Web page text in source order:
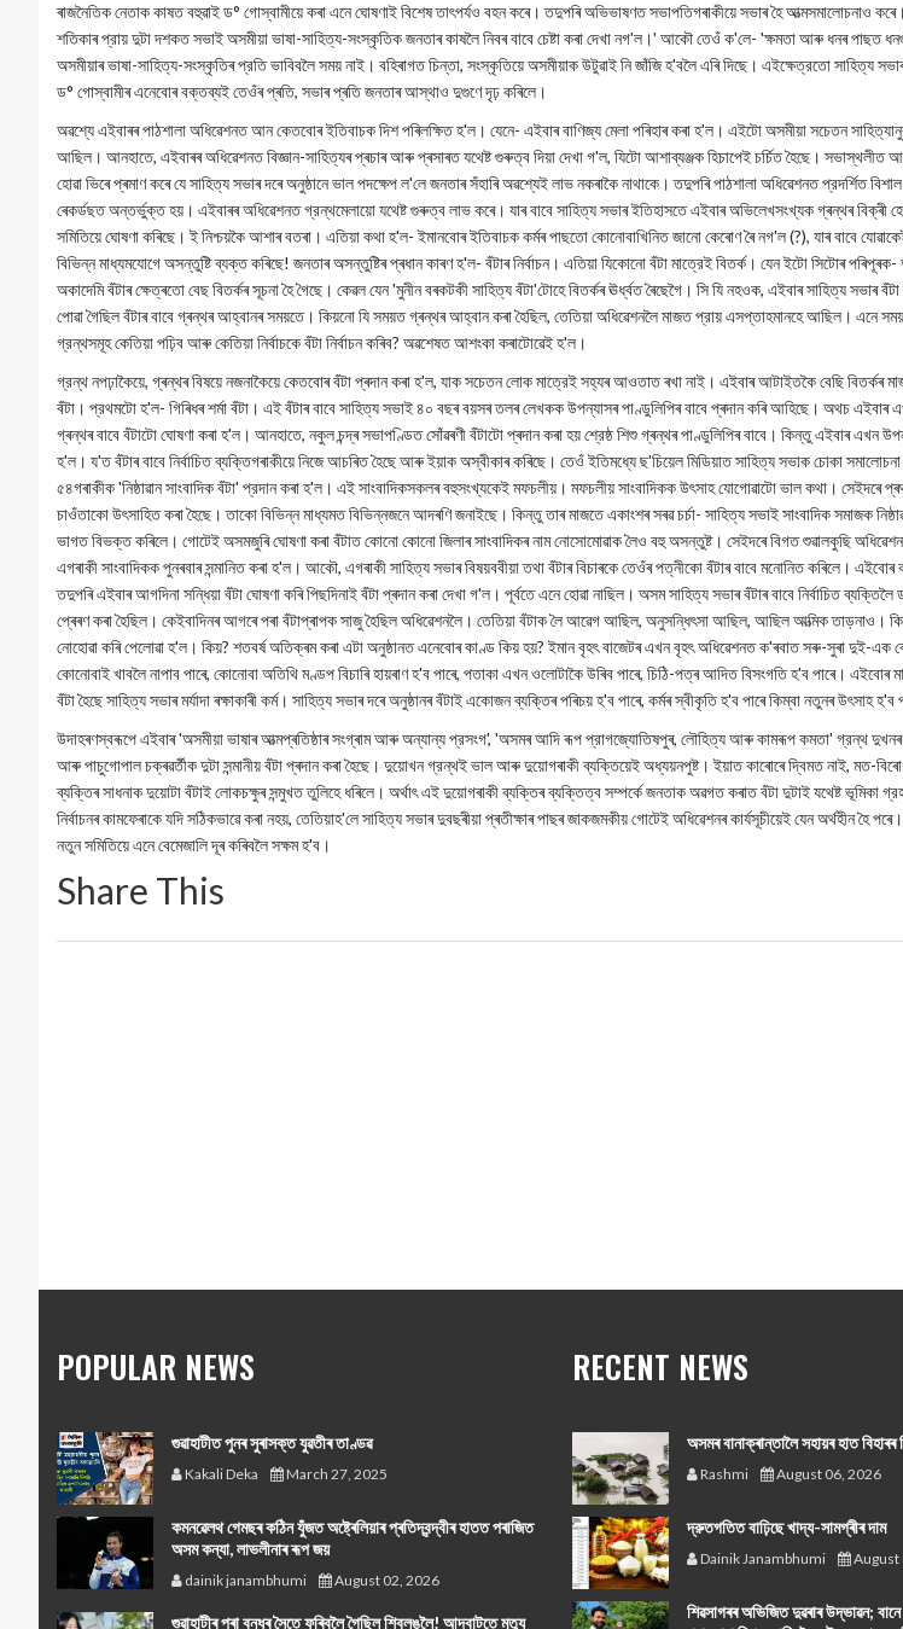
ৰাজনৈতিক নেতাক কাষত বহুৱাই ড° গোস্বামীয়ে কৰা এনে ঘোষণাই বিশেষ তাৎপর্যও বহন কৰে। তদুপৰি অভিভাষণত সভাপতিগৰাকীয়ে সভাৰ হৈ আত্মসমালোচনাও
শতিকাৰ প্রায় দুটা দশকত সভাই অসমীয়া ভাষা-সাহিত্য-সংস্কৃতিক জনতাৰ কাষলৈ নিবৰ বাবে চেষ্টা কৰা দেখা নগ'ল।' আকৌ তেওঁ ক'লে- 'ক্ষমতা আৰু ধনৰ পাছত
অসমীয়াৰ ভাষা-সাহিত্য-সংস্কৃতিৰ প্রতি ভাবিবলৈ সময় নাই। বহিৰাগত চিন্তা, সংস্কৃতিয়ে অসমীয়াক উটুৱাই নি জাঁজি হ'বলৈ এৰি দিছে। এইক্ষেত্রতো সাহিত্য
ড° গোস্বামীৰ এনেবোৰ বক্তব্যই তেওঁৰ প্ৰতি, সভাৰ প্ৰতি জনতাৰ আস্থাও দুগুণে দৃঢ় কৰিলে।
অৱশ্যে এইবাৰৰ পাঠশালা অধিৱেশনত আন কেতবোৰ ইতিবাচক দিশ পৰিলক্ষিত হ'ল। যেনে- এইবাৰ বাণিজ্য মেলা পৰিহাৰ কৰা হ'ল। এইটো অসমীয়া সচেতন
আছিল। আনহাতে, এইবাৰৰ অধিৱেশনত বিজ্ঞান-সাহিত্যৰ প্ৰচাৰ আৰু প্ৰসাৰত যথেষ্ট গুৰুত্ব দিয়া দেখা গ'ল, যিটো আশাব্যঞ্জক হিচাপেই চর্চিত হৈছে। সভাস্থলীত
হোৱা ভিৰে প্ৰমাণ কৰে যে সাহিত্য সভাৰ দৰে অনুষ্ঠানে ভাল পদক্ষেপ ল'লে জনতাৰ সঁহাৰি অৱশ্যেই লাভ নকৰাকৈ নাথাকে। তদুপৰি পাঠশালা অধিৱেশনত প্রদর্শিত
ৰেকৰ্ডছত অন্তর্ভুক্ত হয়। এইবাৰৰ অধিৱেশনত গ্রন্থমেলায়ো যথেষ্ট গুৰুত্ব লাভ কৰে। যাৰ বাবে সাহিত্য সভাৰ ইতিহাসতে এইবাৰ অভিলেখসংখ্যক গ্ৰন্থৰ বিক্ৰী
সমিতিয়ে ঘোষণা কৰিছে। ই নিশ্চয়কৈ আশাৰ বতৰা। এতিয়া কথা হ'ল- ইমানবোৰ ইতিবাচক কৰ্মৰ পাছতো কোনোবাখিনিত জানো কেৰোণ ৰৈ নগ'ল (?), যাৰ বাবে
বিভিন্ন মাধ্যমযোগে অসন্তুষ্টি ব্যক্ত কৰিছে! জনতাৰ অসন্তুষ্টিৰ প্ৰধান কাৰণ হ'ল- বঁটাৰ নিৰ্বাচন। এতিয়া যিকোনো বঁটা মাত্রেই বিতর্ক। যেন ইটো সিটোৰ
অকাদেমি বঁটাৰ ক্ষেত্ৰতো বেছ বিতৰ্কৰ সূচনা হৈ গৈছে। কেৱল যেন 'মুনীন বৰকটকী সাহিত্য বঁটা'টোহে বিতৰ্কৰ ঊর্ধ্বত ৰৈছেগৈ। সি যি নহওক, এইবাৰ সাহিত্য সভাৰ বঁটা
পোৱা গৈছিল বঁটাৰ বাবে গ্ৰন্থৰ আহ্বানৰ সময়তে। কিয়নো যি সময়ত গ্ৰন্থৰ আহ্বান কৰা হৈছিল, তেতিয়া অধিৱেশনলৈ মাজত প্রায় এসপ্তাহমানহে আছিল। এনে
গ্রন্থসমূহ কেতিয়া পঢ়িব আৰু কেতিয়া নির্বাচকে বঁটা নিৰ্বাচন কৰিব? অৱশেষত আশংকা কৰাটোৱেই হ'ল।
গ্রন্থ নপঢ়াকৈয়ে, গ্ৰন্থৰ বিষয়ে নজনাকৈয়ে কেতবোৰ বঁটা প্ৰদান কৰা হ'ল, যাক সচেতন লোক মাত্রেই সহ্যৰ আওতাত ৰখা নাই। এইবাৰ আটাইতকৈ বেছি বিতৰ্কৰ
বঁটা। প্রথমটো হ'ল- গিৰিধৰ শৰ্মা বঁটা। এই বঁটাৰ বাবে সাহিত্য সভাই ৪০ বছৰ বয়সৰ তলৰ লেখকক উপন্যাসৰ পাণ্ডুলিপিৰ বাবে প্ৰদান কৰি আহিছে। অথচ এইবাৰ
গ্ৰন্থৰ বাবে বঁটাটো ঘোষণা কৰা হ'ল। আনহাতে, নকুল চন্দ্ৰ সভাপণ্ডিত সোঁৱৰণী বঁটাটো প্ৰদান কৰা হয় শ্রেষ্ঠ শিশু গ্ৰন্থৰ পাণ্ডুলিপিৰ বাবে। কিন্তু এইবাৰ এখন
হ'ল। য'ত বঁটাৰ বাবে নির্বাচিত ব্যক্তিগৰাকীয়ে নিজে আচৰিত হৈছে আৰু ইয়াক অস্বীকাৰ কৰিছে। তেওঁ ইতিমধ্যে ছ'চিয়েল মিডিয়াত সাহিত্য সভাক চোকা
৫৪গৰাকীক 'নিষ্ঠাৱান সাংবাদিক বঁটা' প্রদান কৰা হ'ল। এই সাংবাদিকসকলৰ বহুসংখ্যকেই মফচলীয়। মফচলীয় সাংবাদিকক উৎসাহ যোগোৱাটো ভাল কথা। সেইদৰে
চাওঁতাকো উৎসাহিত কৰা হৈছে। তাকো বিভিন্ন মাধ্যমত বিভিন্নজনে আদৰণি জনাইছে। কিন্তু তাৰ মাজতে একাংশৰ সৰৱ চর্চা- সাহিত্য সভাই সাংবাদিক সমাজক
ভাগত বিভক্ত কৰিলে। গোটেই অসমজুৰি ঘোষণা কৰা বঁটাত কোনো কোনো জিলাৰ সাংবাদিকৰ নাম নোসোমোৱাক লৈও বহু অসন্তুষ্ট। সেইদৰে বিগত শুৱালকুছি
এগৰাকী সাংবাদিকক পুনৰবাৰ সন্মানিত কৰা হ'ল। আকৌ, এগৰাকী সাহিত্য সভাৰ বিষয়ববীয়া তথা বঁটাৰ বিচাৰকে তেওঁৰ পত্নীকো বঁটাৰ বাবে মনোনিত কৰিলে। এইবোৰ
তদুপৰি এইবাৰ আগদিনা সন্ধিয়া বঁটা ঘোষণা কৰি পিছদিনাই বঁটা প্ৰদান কৰা দেখা গ'ল। পূর্বতে এনে হোৱা নাছিল। অসম সাহিত্য সভাৰ বঁটাৰ বাবে নিৰ্বাচিত ব্যক্তিলৈ
প্ৰেৰণ কৰা হৈছিল। কেইবাদিনৰ আগৰে পৰা বঁটাপ্ৰাপক সাজু হৈছিল অধিৱেশনলৈ। তেতিয়া বঁটাক লৈ আৱেগ আছিল, অনুসন্ধিৎসা আছিল, আছিল আত্মিক তাড়নাও।
নোহোৱা কৰি পেলোৱা হ'ল। কিয়? শতবর্ষ অতিক্ৰম কৰা এটা অনুষ্ঠানত এনেবোৰ কাণ্ড কিয় হয়? ইমান বৃহৎ বাজেটৰ এখন বৃহৎ অধিৱেশনত ক'ৰবাত সৰু-সুৰা দুই-এক
কোনোবাই খাবলৈ নাপাব পাৰে, কোনোবা অতিথি মণ্ডপ বিচাৰি হায়ৰাণ হ'ব পাৰে, পতাকা এখন ওলোটাকৈ উৰিব পাৰে, চিঠি-পত্ৰ আদিত বিসংগতি হ'ব পাৰে। এইবোৰ
বঁটা হৈছে সাহিত্য সভাৰ মৰ্যাদা ৰক্ষাকাৰী কৰ্ম। সাহিত্য সভাৰ দৰে অনুষ্ঠানৰ বঁটাই একোজন ব্যক্তিৰ পৰিচয় হ'ব পাৰে, কৰ্মৰ স্বীকৃতি হ'ব পাৰে কিম্বা নতুনৰ উৎসাহ হ'ব
উদাহৰণস্বৰূপে এইবাৰ 'অসমীয়া ভাষাৰ আত্মপ্ৰতিষ্ঠাৰ সংগ্ৰাম আৰু অন্যান্য প্রসংগ', 'অসমৰ আদি ৰূপ প্রাগজ্যোতিষপুৰ, লৌহিত্য আৰু কামৰূপ কমতা' গ্রন্থ দুখনৰ
আৰু পাচুগোপাল চক্ৰৱৰ্তীক দুটা সন্মানীয় বঁটা প্ৰদান কৰা হৈছে। দুয়োখন গ্রন্থই ভাল আৰু দুয়োগৰাকী ব্যক্তিয়েই অধ্যয়নপুষ্ট। ইয়াত কাৰোৰে দ্বিমত নাই, মত-
ব্যক্তিৰ সাধনাক দুয়োটা বঁটাই লোকচক্ষুৰ সন্মুখত তুলিহে ধৰিলে। অর্থাৎ এই দুয়োগৰাকী ব্যক্তিৰ ব্যক্তিত্ব সম্পর্কে জনতাক অৱগত কৰাত বঁটা দুটাই যথেষ্ট ভূমিকা
নিৰ্বাচনৰ কামফেৰাকে যদি সঠিকভাৱে কৰা নহয়, তেতিয়াহ'লে সাহিত্য সভাৰ দুবছৰীয়া প্ৰতীক্ষাৰ পাছৰ জাকজমকীয় গোটেই অধিৱেশনৰ কাৰ্যসূচীয়েই যেন অর্থহীন
নতুন সমিতিয়ে এনে বেমেজালি দূৰ কৰিবলৈ সক্ষম হ'ব।
Share This
POPULAR NEWS
গুৱাহাটীত পুনৰ সুৰাসক্ত যুৱতীৰ তাণ্ডৱ
Kakali Deka March 27, 2025
কমনৱেলথ গেমছৰ কঠিন যুঁজত অষ্ট্ৰেলিয়াৰ প্ৰতিদ্বন্দ্বীৰ হাতত পৰাজিত
অসম কন্যা, লাভলীনাৰ ৰূপ জয়
dainik janambhumi August 02, 2026
গুৱাহাটীৰ পৰা বন্ধুৰ সৈতে ফুৰিবলৈ গৈছিল শ্বিলঙলৈ! আদবাটতে মৃত্যু
RECENT NEWS
অসমৰ বানাক্ৰান্তালৈ সহায়ৰ হাত
Rashmi August 06, 2026
দ্রুতগতিত বাঢ়িছে খাদ্য-সামগ্ৰীৰ দাম
Dainik Janambhumi August
শিৱসাগৰৰ অভিজিত দুৱৰাৰ উদ্ভাৱন;